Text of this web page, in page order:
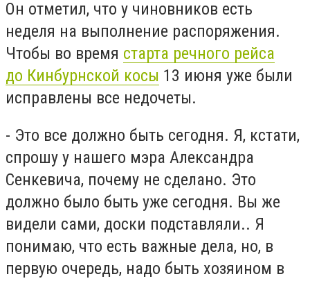
Он отметил, что у чиновников есть
неделя на выполнение распоряжения.
Чтобы во время старта речного рейса
до Кинбурнской косы 13 июня уже были
исправлены все недочеты.
- Это все должно быть сегодня. Я, кстати,
спрошу у нашего мэра Александра
Сенкевича, почему не сделано. Это
должно было быть уже сегодня. Вы же
видели сами, доски подставляли.. Я
понимаю, что есть важные дела, но, в
первую очередь, надо быть хозяином в